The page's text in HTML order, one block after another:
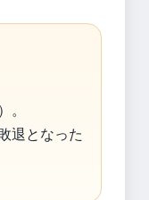
退となった